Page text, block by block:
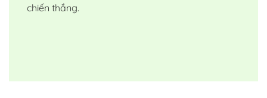
chiến thắng.